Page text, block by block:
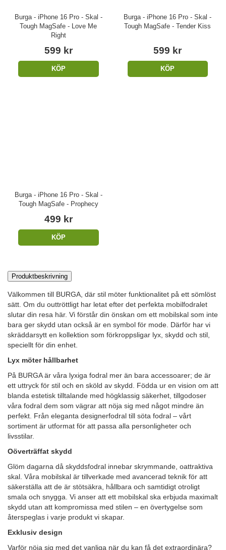
Burga - iPhone 16 Pro - Skal -
Tough MagSafe - Love Me
Right
599 kr
KÖP
Burga - iPhone 16 Pro - Skal -
Tough MagSafe - Tender Kiss
599 kr
KÖP
Burga - iPhone 16 Pro - Skal -
Tough MagSafe - Prophecy
499 kr
KÖP
Produktbeskrivning
Välkommen till BURGA, där stil möter funktionalitet på ett sömlöst
sätt. Om du outtröttligt har letat efter det perfekta mobilfodralet
slutar din resa här. Vi förstår din önskan om ett mobilskal som inte
bara ger skydd utan också är en symbol för mode. Därför har vi
skräddarsytt en kollektion som förkroppsligar lyx, skydd och stil,
speciellt för din enhet.
Lyx möter hållbarhet
På BURGA är våra lyxiga fodral mer än bara accessoarer; de är
ett uttryck för stil och en sköld av skydd. Födda ur en vision om att
blanda estetisk tilltalande med högklassig säkerhet, tillgodoser
våra fodral dem som vägrar att nöja sig med något mindre än
perfekt. Från eleganta designerfodral till söta fodral – vårt
sortiment är utformat för att passa alla personligheter och
livsstilar.
Oöverträffat skydd
Glöm dagarna då skyddsfodral innebar skrymmande, oattraktiva
skal. Våra mobilskal är tillverkade med avancerad teknik för att
säkerställa att de är stötsäkra, hållbara och samtidigt otroligt
smala och snygga. Vi anser att ett mobilskal ska erbjuda maximalt
skydd utan att kompromissa med stilen – en övertygelse som
återspeglas i varje produkt vi skapar.
Exklusiv design
Varför nöja sig med det vanliga när du kan få det extraordinära?